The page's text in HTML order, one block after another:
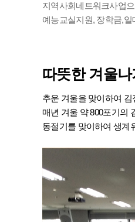
지역사회네트워크사업
예능교실지원, 장학금,
따뜻한 겨울나
추운 겨울을 맞이하여
매년 겨울 약 800포기의
동절기를 맞이하여 생계